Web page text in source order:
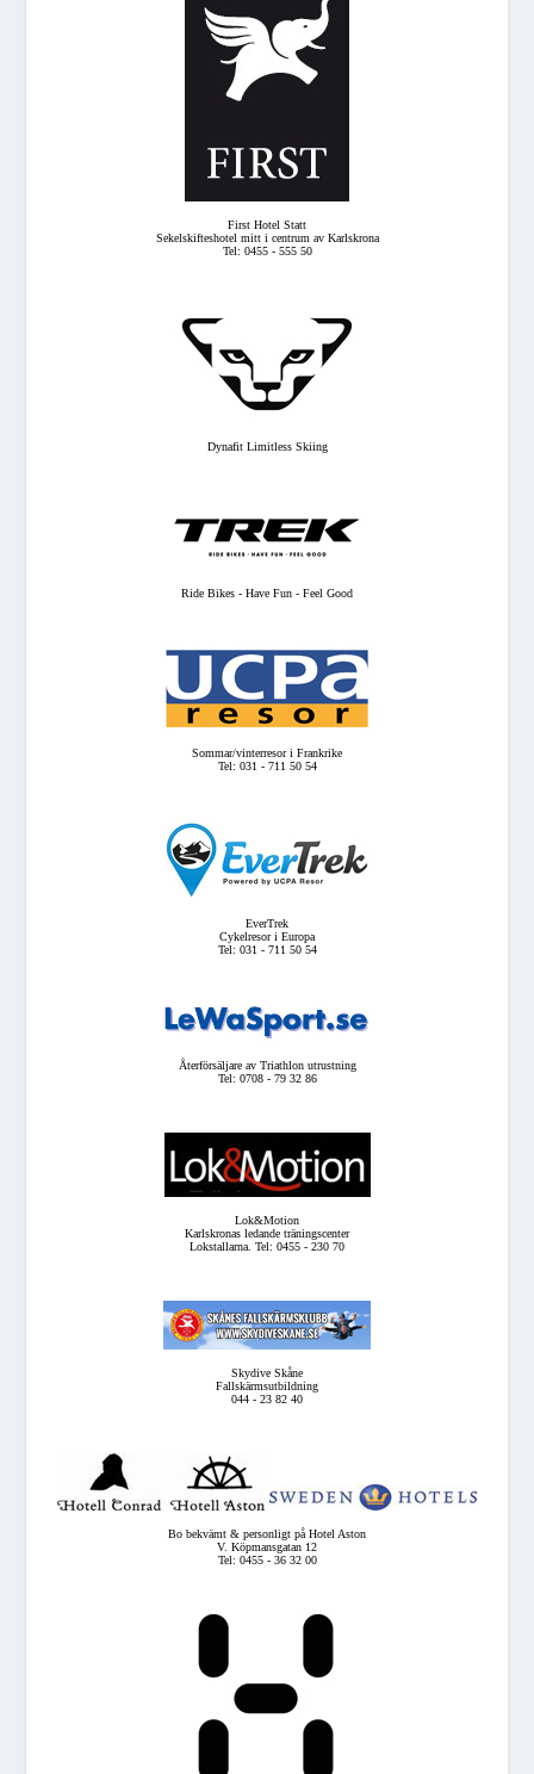
First Hotel Statt
Sekelskifteshotel mitt i centrum av Karlskrona
Tel: 0455 - 555 50
Dynafit Limitless Skiing
Ride Bikes - Have Fun - Feel Good
Sommar/vinterresor i Frankrike
Tel: 031 - 711 50 54
EverTrek
Cykelresor i Europa
Tel: 031 - 711 50 54
Återförsäljare av Triathlon utrustning
Tel: 0708 - 79 32 86
Lok&Motion
Karlskronas ledande träningscenter
Lokstallarna. Tel: 0455 - 230 70
Skydive Skåne
Fallskärmsutbildning
044 - 23 82 40
Bo bekvämt & personligt på Hotel Aston
V. Köpmansgatan 12
Tel: 0455 - 36 32 00